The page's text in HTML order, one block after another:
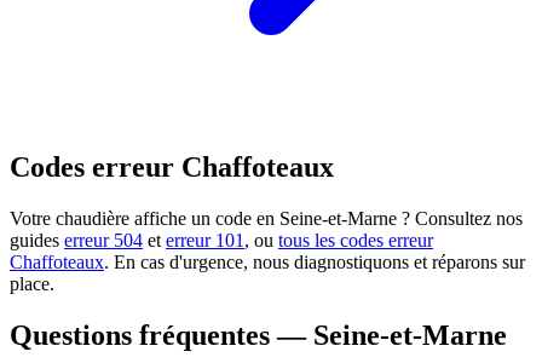
Codes erreur Chaffoteaux
Votre chaudière affiche un code en Seine-et-Marne ? Consultez nos
guides erreur 504 et erreur 101 , ou tous les codes erreur
Chaffoteaux. En cas d'urgence, nous diagnostiquons et réparons sur
place.
Questions fréquentes — Seine-et-Marne